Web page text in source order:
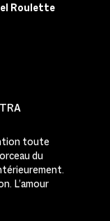
Roulette
toute
du
L’amour